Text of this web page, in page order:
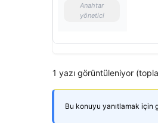
Anahtar
yönetici
1 yazı görüntüleniyor
Bu konuyu yanıtlamak için